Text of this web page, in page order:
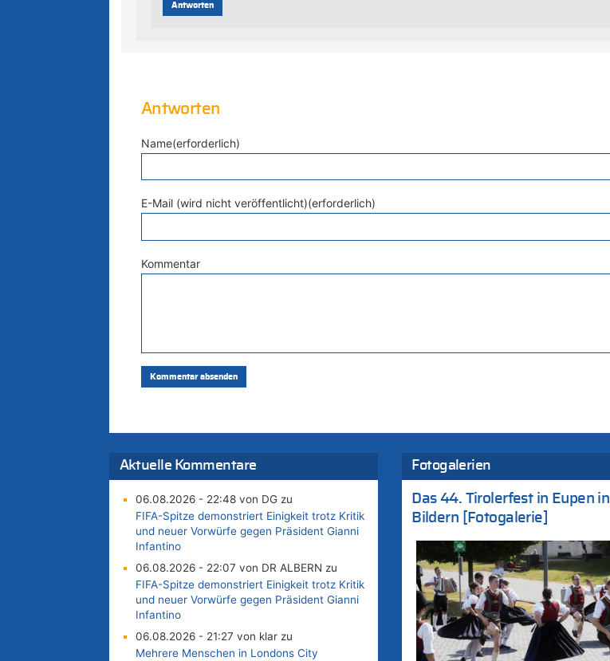
Antworten
Antworten
Name(erforderlich)
E-Mail (wird nicht veröffentlicht)(erforderlich)
Kommentar
Aktuelle Kommentare
06.08.2026 - 22:48 von DG zu
FIFA-Spitze demonstriert Einigkeit trotz Kritik
und neuer Vorwürfe gegen Präsident Gianni
Infantino
06.08.2026 - 22:07 von DR ALBERN zu
FIFA-Spitze demonstriert Einigkeit trotz Kritik
und neuer Vorwürfe gegen Präsident Gianni
Infantino
06.08.2026 - 21:27 von klar zu
Mehrere Menschen in Londons City
Fotogalerien
Das 44. Tirolerfest in Eupen in
Bildern [Fotogalerie]